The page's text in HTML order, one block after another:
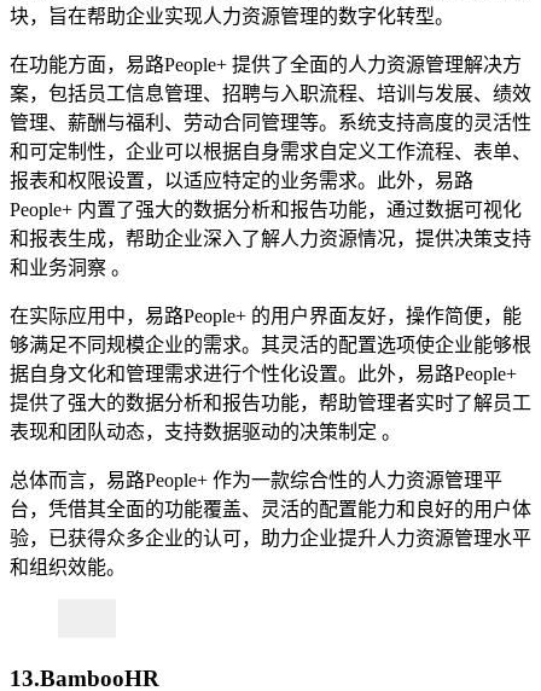
块，旨在帮助企业实现人力资源管理的数字化转型。
在功能方面，易路People+ 提供了全面的人力资源管理解决方
案，包括员工信息管理、招聘与入职流程、培训与发展、绩效
管理、薪酬与福利、劳动合同管理等。系统支持高度的灵活性
和可定制性，企业可以根据自身需求自定义工作流程、表单、
报表和权限设置，以适应特定的业务需求。此外，易路
People+ 内置了强大的数据分析和报告功能，通过数据可视化
和报表生成，帮助企业深入了解人力资源情况，提供决策支持
和业务洞察 。
在实际应用中，易路People+ 的用户界面友好，操作简便，能
够满足不同规模企业的需求。其灵活的配置选项使企业能够根
据自身文化和管理需求进行个性化设置。此外，易路People+
提供了强大的数据分析和报告功能，帮助管理者实时了解员工
表现和团队动态，支持数据驱动的决策制定 。
总体而言，易路People+ 作为一款综合性的人力资源管理平
台，凭借其全面的功能覆盖、灵活的配置能力和良好的用户体
验，已获得众多企业的认可，助力企业提升人力资源管理水平
和组织效能。
13.BambooHR